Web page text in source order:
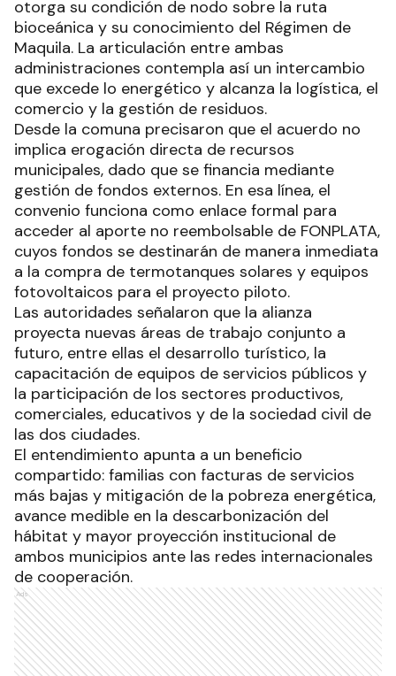
otorga su condición de nodo sobre la ruta
bioceánica y su conocimiento del Régimen de
Maquila. La articulación entre ambas
administraciones contempla así un intercambio
que excede lo energético y alcanza la logística, el
comercio y la gestión de residuos.
Desde la comuna precisaron que el acuerdo no
implica erogación directa de recursos
municipales, dado que se financia mediante
gestión de fondos externos. En esa línea, el
convenio funciona como enlace formal para
acceder al aporte no reembolsable de FONPLATA,
cuyos fondos se destinarán de manera inmediata
a la compra de termotanques solares y equipos
fotovoltaicos para el proyecto piloto.
Las autoridades señalaron que la alianza
proyecta nuevas áreas de trabajo conjunto a
futuro, entre ellas el desarrollo turístico, la
capacitación de equipos de servicios públicos y
la participación de los sectores productivos,
comerciales, educativos y de la sociedad civil de
las dos ciudades.
El entendimiento apunta a un beneficio
compartido: familias con facturas de servicios
más bajas y mitigación de la pobreza energética,
avance medible en la descarbonización del
hábitat y mayor proyección institucional de
ambos municipios ante las redes internacionales
de cooperación.
Ads